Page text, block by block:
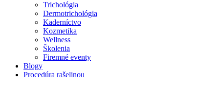
Trichológia
Dermotrichológia
Kaderníctvo
Kozmetika
Wellness
Školenia
Firemné eventy
Blogy
Procedúra rašelinou